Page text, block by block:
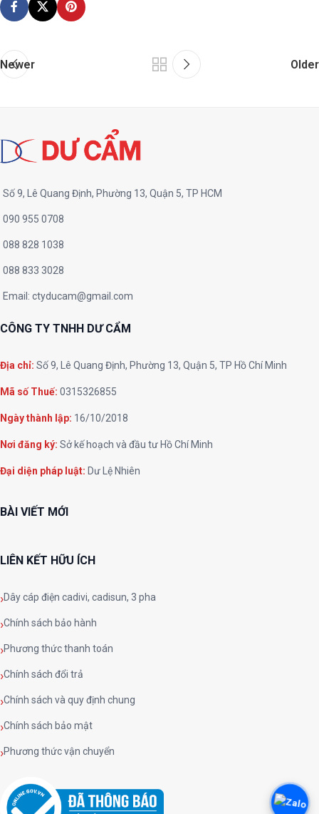
Newer Older
Số 9, Lê Quang Định, Phường 13, Quận 5, TP HCM
090 955 0708
088 828 1038
088 833 3028
Email: ctyducam@gmail.com
CÔNG TY TNHH DƯ CẨM
Địa chỉ: Số 9, Lê Quang Định, Phường 13, Quận 5, TP Hồ Chí Minh
Mã số Thuế: 0315326855
Ngày thành lập: 16/10/2018
Nơi đăng ký: Sở kế hoạch và đầu tư Hồ Chí Minh
Đại diện pháp luật: Dư Lệ Nhiên
BÀI VIẾT MỚI
LIÊN KẾT HỮU ÍCH
Dây cáp điện cadivi, cadisun, 3 pha
Chính sách bảo hành
Phương thức thanh toán
Chính sách đổi trả
Chính sách và quy định chung
Chính sách bảo mật
Phương thức vận chuyển